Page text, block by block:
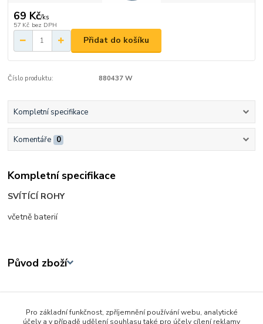
69 Kč/ks
57 Kč bez DPH
Přidat do košíku
Číslo produktu: 880437 W
Kompletní specifikace
Komentáře 0
Kompletní specifikace
SVÍTÍCÍ ROHY
včetně baterií
Původ zboží
Zboží zařazeno v kategoriích
Karneval - kostýmy - masky
Pro základní funkčnost, zpříjemnění používání webu, analytické
účely a v případě udělení souhlasu také pro účely cílení reklamy